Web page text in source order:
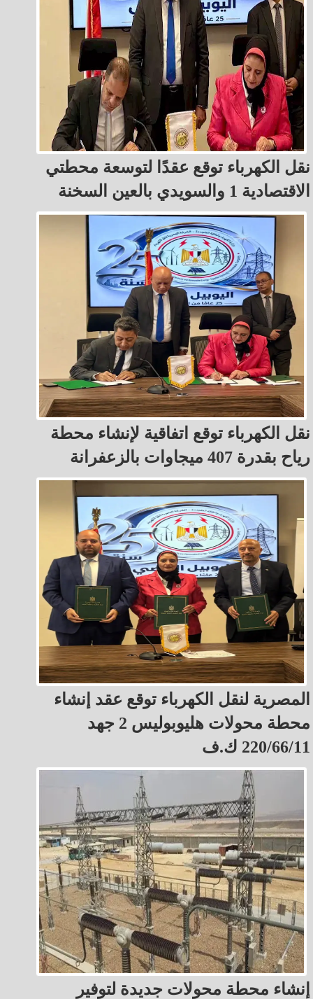
نقل الكهرباء توقع عقدًا لتوسعة محطتي
الاقتصادية 1 والسويدي بالعين السخنة
نقل الكهرباء توقع اتفاقية لإنشاء محطة
رياح بقدرة 407 ميجاوات بالزعفرانة
المصرية لنقل الكهرباء توقع عقد إنشاء
محطة محولات هليوبوليس 2 جهد
220/66/11 ك.ف
إنشاء محطة محولات جديدة لتوفير